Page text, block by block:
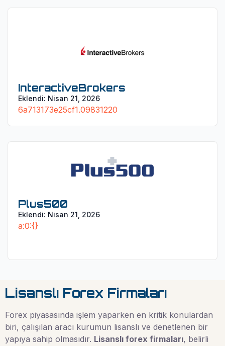
InteractiveBrokers
Eklendi: Nisan 21, 2026
6a713173e25cf1.09831220
Plus500
Eklendi: Nisan 21, 2026
a:0:{}
Lisanslı Forex Firmaları
Forex piyasasında işlem yaparken en kritik konulardan
biri, çalışılan aracı kurumun lisanslı ve denetlenen bir
yapıya sahip olmasıdır. Lisanslı forex firmaları, belirli